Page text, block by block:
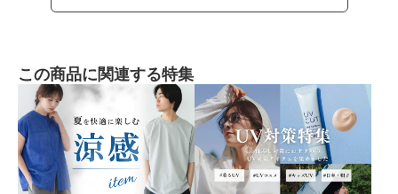
この商品に関連する特集